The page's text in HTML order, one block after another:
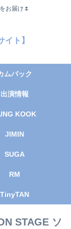
お届け🌷
ト】
ムバック
出演情報
KOOK
JIMIN
SUGA
RM
TinyTAN
STAGE ソ